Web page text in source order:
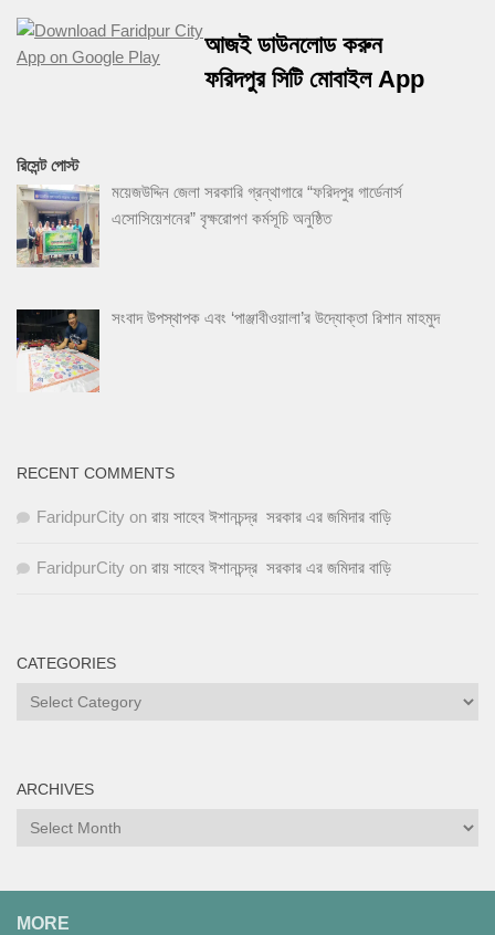
আজই ডাউনলোড করুন
ফরিদপুর সিটি মোবাইল App
রিসেন্ট পোস্ট
ময়েজউদ্দিন জেলা সরকারি গ্রন্থাগারে “ফরিদপুর গার্ডেনার্স
এসোসিয়েশনের” বৃক্ষরোপণ কর্মসূচি অনুষ্ঠিত
সংবাদ উপস্থাপক এবং ‘পাঞ্জাবীওয়ালা’র উদ্যোক্তা রিশান মাহমুদ
RECENT COMMENTS
FaridpurCity on রায় সাহেব ঈশানচন্দ্র সরকার এর জমিদার বাড়ি
FaridpurCity on রায় সাহেব ঈশানচন্দ্র সরকার এর জমিদার বাড়ি
CATEGORIES
Categories
ARCHIVES
Archives
MORE